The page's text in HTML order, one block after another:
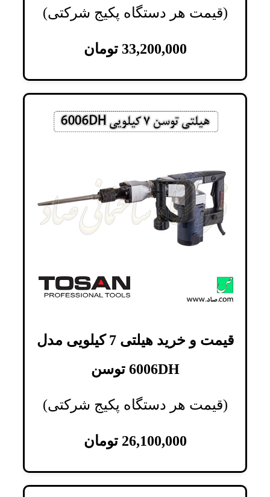
(قیمت هر دستگاه پکیج شرکتی)
33,200,000 تومان
قیمت و خرید هیلتی 7 کیلویی مدل
6006DH توسن
(قیمت هر دستگاه پکیج شرکتی)
26,100,000 تومان